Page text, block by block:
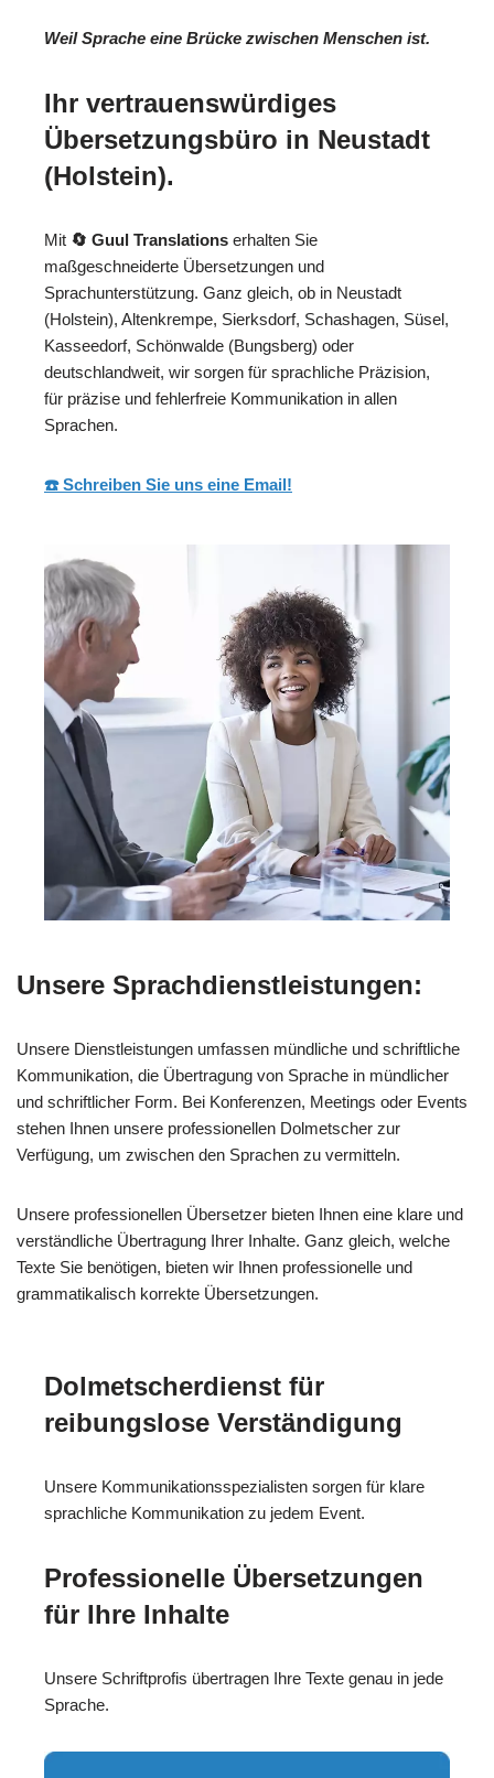
Weil Sprache eine Brücke zwischen Menschen ist.
Ihr vertrauenswürdiges
Übersetzungsbüro in Neustadt
(Holstein).
Mit 🔄 Guul Translations erhalten Sie
maßgeschneiderte Übersetzungen und
Sprachunterstützung. Ganz gleich, ob in Neustadt
(Holstein), Altenkrempe, Sierksdorf, Schashagen, Süsel,
Kasseedorf, Schönwalde (Bungsberg) oder
deutschlandweit, wir sorgen für sprachliche Präzision,
für präzise und fehlerfreie Kommunikation in allen
Sprachen.
☎️ Schreiben Sie uns eine Email!
Unsere Sprachdienstleistungen:
Unsere Dienstleistungen umfassen mündliche und schriftliche
Kommunikation, die Übertragung von Sprache in mündlicher
und schriftlicher Form. Bei Konferenzen, Meetings oder Events
stehen Ihnen unsere professionellen Dolmetscher zur
Verfügung, um zwischen den Sprachen zu vermitteln.
Unsere professionellen Übersetzer bieten Ihnen eine klare und
verständliche Übertragung Ihrer Inhalte. Ganz gleich, welche
Texte Sie benötigen, bieten wir Ihnen professionelle und
grammatikalisch korrekte Übersetzungen.
Dolmetscherdienst für
reibungslose Verständigung
Unsere Kommunikationsspezialisten sorgen für klare
sprachliche Kommunikation zu jedem Event.
Professionelle Übersetzungen
für Ihre Inhalte
Unsere Schriftprofis übertragen Ihre Texte genau in jede
Sprache.